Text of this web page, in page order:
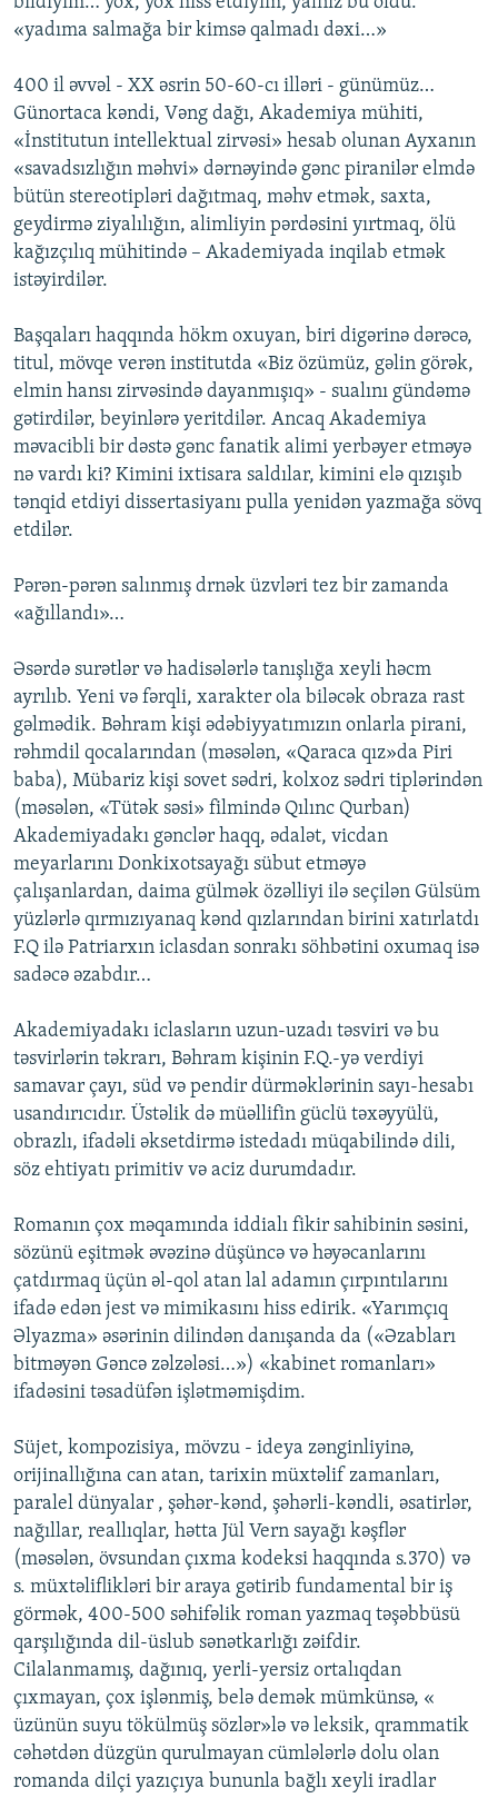
«yadıma salmağa bir kimsə qalmadı dəxi…»
400 il əvvəl - XX əsrin 50-60-cı illəri - günümüz…
Günortaca kəndi, Vəng dağı, Akademiya mühiti,
«İnstitutun intellektual zirvəsi» hesab olunan Ayxanın
«savadsızlığın məhvi» dərnəyində gənc piranilər elmdə
bütün stereotipləri dağıtmaq, məhv etmək, saxta,
geydirmə ziyalılığın, alimliyin pərdəsini yırtmaq, ölü
kağızçılıq mühitində – Akademiyada inqilab etmək
istəyirdilər.
Başqaları haqqında hökm oxuyan, biri digərinə dərəcə,
titul, mövqe verən institutda «Biz özümüz, gəlin görək,
elmin hansı zirvəsində dayanmışıq» - sualını gündəmə
gətirdilər, beyinlərə yeritdilər. Ancaq Akademiya
məvacibli bir dəstə gənc fanatik alimi yerbəyer etməyə
nə vardı ki? Kimini ixtisara saldılar, kimini elə qızışıb
tənqid etdiyi dissertasiyanı pulla yenidən yazmağa sövq
etdilər.
Pərən-pərən salınmış drnək üzvləri tez bir zamanda
«ağıllandı»…
Əsərdə surətlər və hadisələrlə tanışlığa xeyli həcm
ayrılıb. Yeni və fərqli, xarakter ola biləcək obraza rast
gəlmədik. Bəhram kişi ədəbiyyatımızın onlarla pirani,
rəhmdil qocalarından (məsələn, «Qaraca qız»da Piri
baba), Mübariz kişi sovet sədri, kolxoz sədri tiplərindən
(məsələn, «Tütək səsi» filmində Qılınc Qurban)
Akademiyadakı gənclər haqq, ədalət, vicdan
meyarlarını Donkixotsayağı sübut etməyə
çalışanlardan, daima gülmək özəlliyi ilə seçilən Gülsüm
yüzlərlə qırmızıyanaq kənd qızlarından birini xatırlatdı
F.Q ilə Patriarxın iclasdan sonrakı söhbətini oxumaq isə
sadəcə əzabdır…
Akademiyadakı iclasların uzun-uzadı təsviri və bu
təsvirlərin təkrarı, Bəhram kişinin F.Q.-yə verdiyi
samavar çayı, süd və pendir dürməklərinin sayı-hesabı
usandırıcıdır. Üstəlik də müəllifin güclü təxəyyülü,
obrazlı, ifadəli əksetdirmə istedadı müqabilində dili,
söz ehtiyatı primitiv və aciz durumdadır.
Romanın çox məqamında iddialı fikir sahibinin səsini,
sözünü eşitmək əvəzinə düşüncə və həyəcanlarını
çatdırmaq üçün əl-qol atan lal adamın çırpıntılarını
ifadə edən jest və mimikasını hiss edirik. «Yarımçıq
Əlyazma» əsərinin dilindən danışanda da («Əzabları
bitməyən Gəncə zəlzələsi…») «kabinet romanları»
ifadəsini təsadüfən işlətməmişdim.
Süjet, kompozisiya, mövzu - ideya zənginliyinə,
orijinallığına can atan, tarixin müxtəlif zamanları,
paralel dünyalar , şəhər-kənd, şəhərli-kəndli, əsatirlər,
nağıllar, reallıqlar, hətta Jül Vern sayağı kəşflər
(məsələn, övsundan çıxma kodeksi haqqında s.370) və
s. müxtəliflikləri bir araya gətirib fundamental bir iş
görmək, 400-500 səhifəlik roman yazmaq təşəbbüsü
qarşılığında dil-üslub sənətkarlığı zəifdir.
Cilalanmamış, dağınıq, yerli-yersiz ortalıqdan
çıxmayan, çox işlənmiş, belə demək mümkünsə, «
üzünün suyu tökülmüş sözlər»lə və leksik, qrammatik
cəhətdən düzgün qurulmayan cümlələrlə dolu olan
romanda dilçi yazıçıya bununla bağlı xeyli iradlar